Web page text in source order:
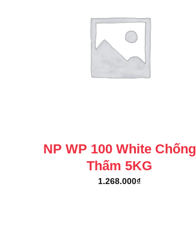
NP WP 100 White Chống
Thấm 5KG
1.268.000₫